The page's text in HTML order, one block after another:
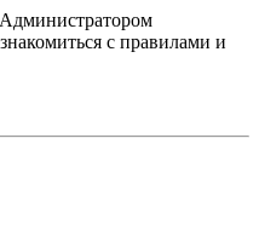
с правилами и